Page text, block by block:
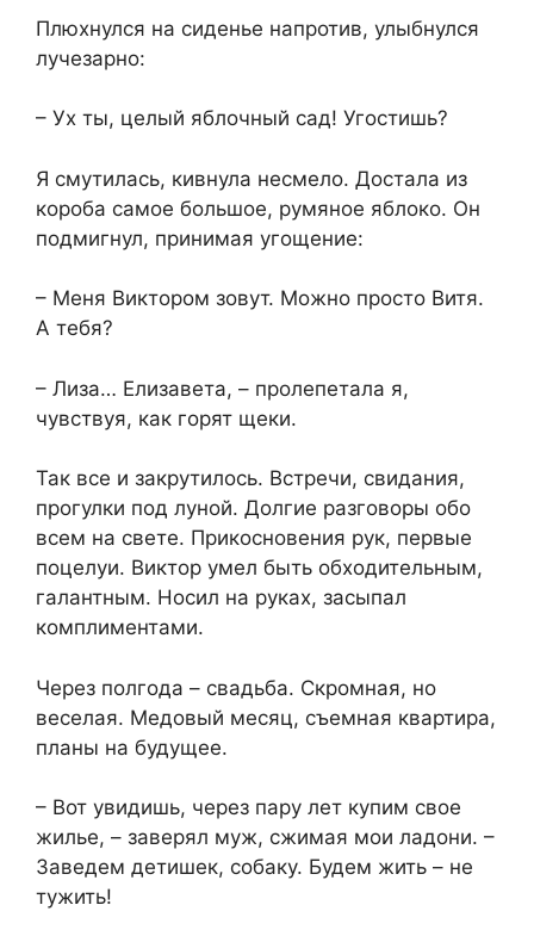
Плюхнулся на сиденье напротив, улыбнулся
лучезарно:
– Ух ты, целый яблочный сад! Угостишь?
Я смутилась, кивнула несмело. Достала из
короба самое большое, румяное яблоко. Он
подмигнул, принимая угощение:
– Меня Виктором зовут. Можно просто Витя.
А тебя?
– Лиза… Елизавета, – пролепетала я,
чувствуя, как горят щеки.
Так все и закрутилось. Встречи, свидания,
прогулки под луной. Долгие разговоры обо
всем на свете. Прикосновения рук, первые
поцелуи. Виктор умел быть обходительным,
галантным. Носил на руках, засыпал
комплиментами.
Через полгода – свадьба. Скромная, но
веселая. Медовый месяц, съемная квартира,
планы на будущее.
– Вот увидишь, через пару лет купим свое
жилье, – заверял муж, сжимая мои ладони. –
Заведем детишек, собаку. Будем жить – не
тужить!